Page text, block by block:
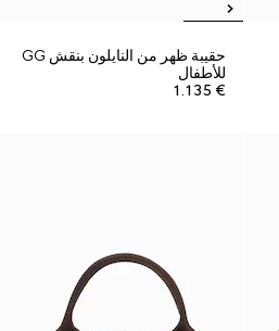
حقيبة ظهر من النايلون بنقش GG
للأطفال
€ 1.135